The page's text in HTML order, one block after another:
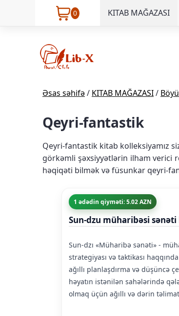
0 KITAB MAĞAZASI
Əsas səhifə/ KITAB MAĞAZASI/
Qeyri-fantastik
Qeyri-fantastik kitab kolleksiyamız
görkəmli şəxsiyyətlərin ilham verici
həqiqəti bilmək və füsunkar qeyri-
1 ədədin qiyməti: 5.02 AZN
Sun-dzu müharibəsi sənəti
Sun-dzı «Müharibə sənəti» -
strategiyası və taktikası
ağıllı planlaşdırma və düşüncə
həyatın istənilən sahələrində
olmaq üçün ağıllı və dərin